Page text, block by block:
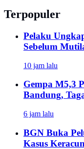
Terpopuler
Pelaku
Sebelum
10 jam lalu
Gempa M5,3
Bandung,
6 jam lalu
BGN Buka
Kasus